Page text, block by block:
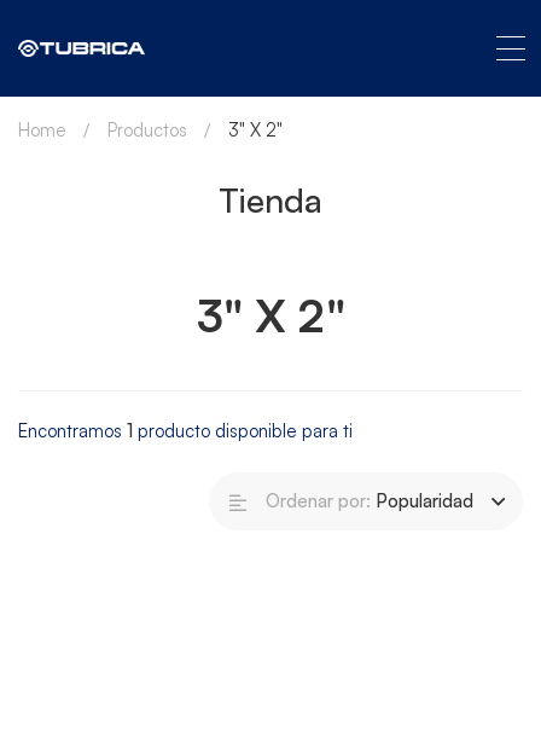
Tienda
Home Productos 3" X 2"
3" X 2"
Encontramos 1 producto disponible para ti
Ordenar por: Popularidad